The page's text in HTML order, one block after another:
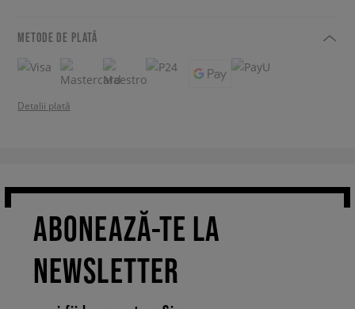
METODE DE PLATĂ
Detalii plată
ABONEAZĂ-TE LA
NEWSLETTER